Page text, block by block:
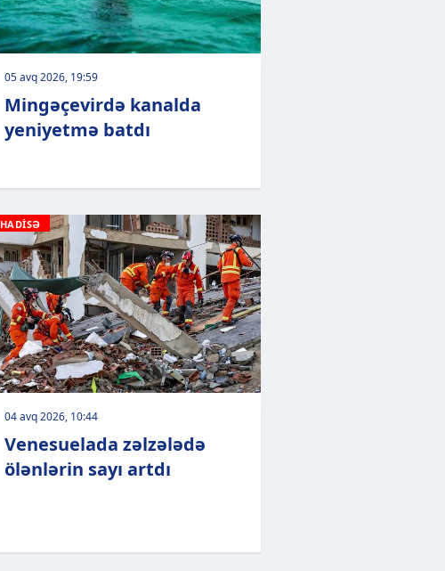
05 avq 2026, 19:59
Mingəçevirdə kanalda
yeniyetmə batdı
HADİSƏ
04 avq 2026, 10:44
Venesuelada zəlzələdə
ölənlərin sayı artdı